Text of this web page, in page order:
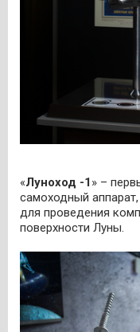
«Луноход -1 » –
самоходный
для проведения
поверхности Луны.